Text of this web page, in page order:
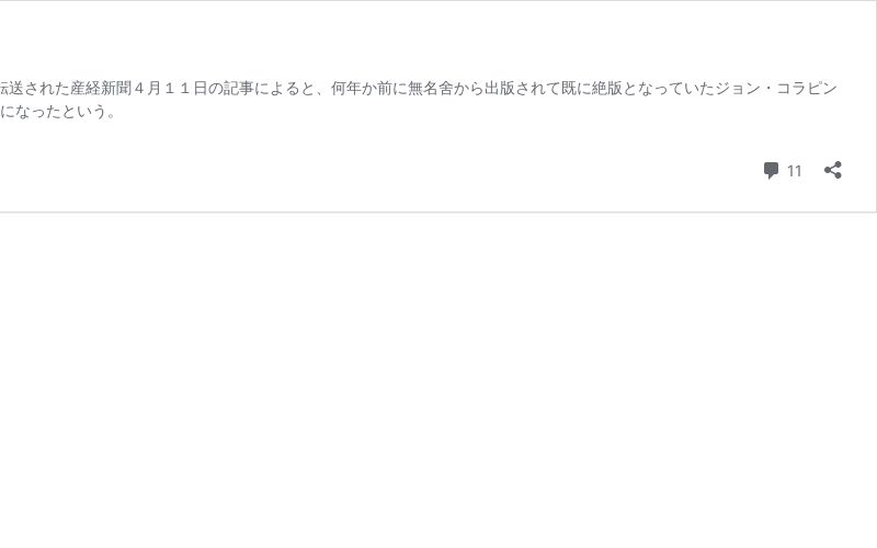
された産経新聞４月１１日の記事によると、何年か前に無名舍から出版されて既に絶版となっていたジョン・コラピン
なったという。
11 コメント